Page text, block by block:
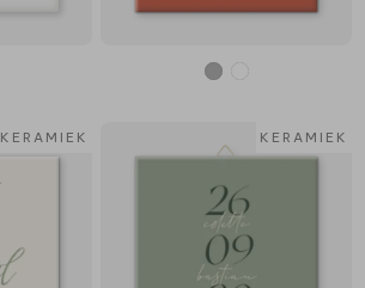
KERAMIEK KERAMIEK